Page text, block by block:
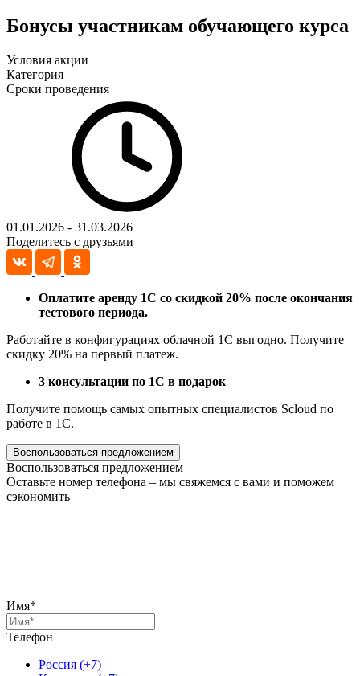
Бонусы участникам обучающего курса
Условия акции
Категория
Сроки проведения
01.01.2026 - 31.03.2026
Поделитесь с друзьями
Оплатите аренду 1С со скидкой 20% после окончания
тестового периода.
Работайте в конфигурациях облачной 1С выгодно. Получите
скидку 20% на первый платеж.
3 консультации по 1С в подарок
Получите помощь самых опытных специалистов Scloud по
работе в 1С.
Воспользоваться предложением
Воспользоваться предложением
Оставьте номер телефона – мы свяжемся с вами и поможем
сэкономить
Имя*
Телефон
Россия (+7)